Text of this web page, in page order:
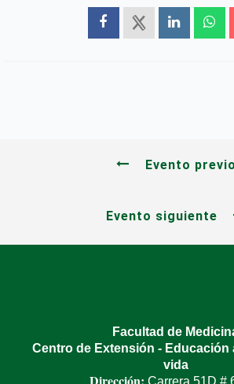
Evento previo
Evento siguiente
Facultad de
Centro de Extensión - Educación
vida
Dirección: Carrera 51D #